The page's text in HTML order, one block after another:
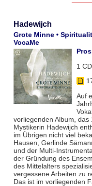
Hadewijch
Grote Minne •
VocaMe
1
Auf
vorliegenden Album,
Mystikerin Hadewijch
im Übrigen nicht viel
Hausen, Gerlinde
und der Multi-
der Gründung des
des Mittelalters
vergessene Arbeiten zu
Das ist im vorliegenden